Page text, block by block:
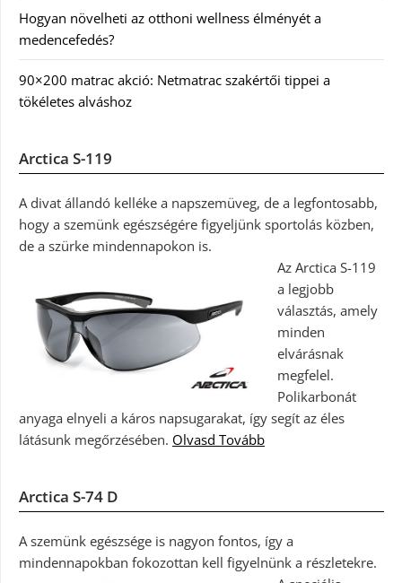
Hogyan növelheti az otthoni wellness élményét a
medencefedés?
90×200 matrac akció: Netmatrac szakértői tippei a
tökéletes alváshoz
Arctica S-119
A divat állandó kelléke a napszemüveg, de a legfontosabb,
hogy a szemünk egészségére figyeljünk sportolás közben,
de a szürke mindennapokon is.
Az Arctica S-119
a legjobb
választás, amely
minden
elvárásnak
megfelel.
Polikarbonát
anyaga elnyeli a káros napsugarakat, így segít az éles
látásunk megőrzésében. Olvasd Tovább
Arctica S-74 D
A szemünk egészsége is nagyon fontos, így a
mindennapokban fokozottan kell figyelnünk a részletekre.